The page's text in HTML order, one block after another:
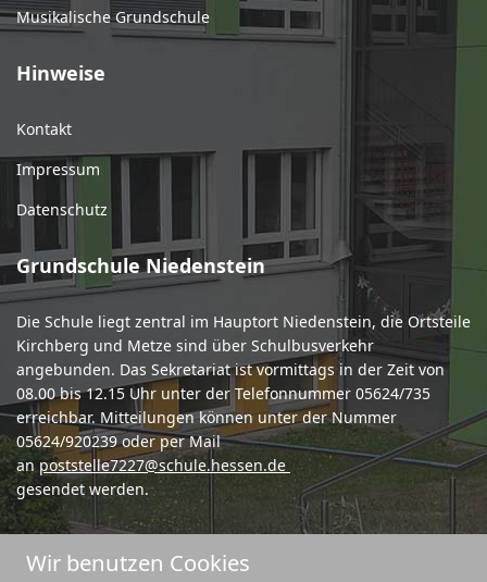
Musikalische Grundschule
Hinweise
Kontakt
Impressum
Datenschutz
Grundschule Niedenstein
Die Schule liegt zentral im Hauptort Niedenstein, die Ortsteile
Kirchberg und Metze sind über Schulbusverkehr
angebunden. Das Sekretariat ist vormittags in der Zeit von
08.00 bis 12.15 Uhr unter der Telefonnummer 05624/735
erreichbar. Mitteilungen können unter der Nummer
05624/920239 oder per Mail
anpoststelle7227@schule.hessen.de
gesendet werden.
Wir benutzen Cookies